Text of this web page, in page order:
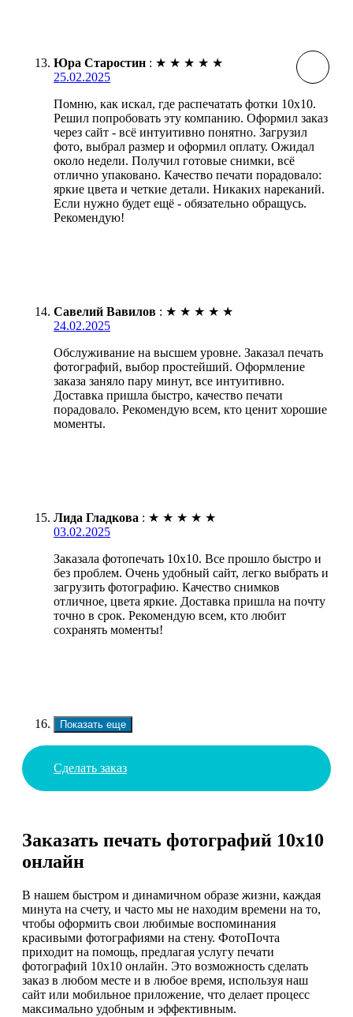
Юра Старостин : ★ ★ ★ ★ ★
25.02.2025
Помню, как искал, где распечатать фотки 10х10.
Решил попробовать эту компанию. Оформил заказ
через сайт - всё интуитивно понятно. Загрузил
фото, выбрал размер и оформил оплату. Ожидал
около недели. Получил готовые снимки, всё
отлично упаковано. Качество печати порадовало:
яркие цвета и четкие детали. Никаких нареканий.
Если нужно будет ещё - обязательно обращусь.
Рекомендую!
Савелий Вавилов : ★ ★ ★ ★ ★
24.02.2025
Обслуживание на высшем уровне. Заказал печать
фотографий, выбор простейший. Оформление
заказа заняло пару минут, все интуитивно.
Доставка пришла быстро, качество печати
порадовало. Рекомендую всем, кто ценит хорошие
моменты.
Лида Гладкова : ★ ★ ★ ★ ★
03.02.2025
Заказала фотопечать 10х10. Все прошло быстро и
без проблем. Очень удобный сайт, легко выбрать и
загрузить фотографию. Качество снимков
отличное, цвета яркие. Доставка пришла на почту
точно в срок. Рекомендую всем, кто любит
сохранять моменты!
Показать еще
Сделать заказ
Заказать печать фотографий 10х10
онлайн
В нашем быстром и динамичном образе жизни, каждая
минута на счету, и часто мы не находим времени на то,
чтобы оформить свои любимые воспоминания
красивыми фотографиями на стену. ФотоПочта
приходит на помощь, предлагая услугу печати
фотографий 10х10 онлайн. Это возможность сделать
заказ в любом месте и в любое время, используя наш
сайт или мобильное приложение, что делает процесс
максимально удобным и эффективным.